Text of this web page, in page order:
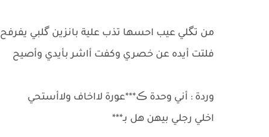
من تگلي عيب احسها تذب علية بانزين گلبي يفرفح
فلتت أيده عن خصري وكفت أاشر بأيدي وأصيح
وردة : أني وحدة ڪ***عورة لااخاف ولاأستحي
اخلي رجلي بيهن هل بـ***